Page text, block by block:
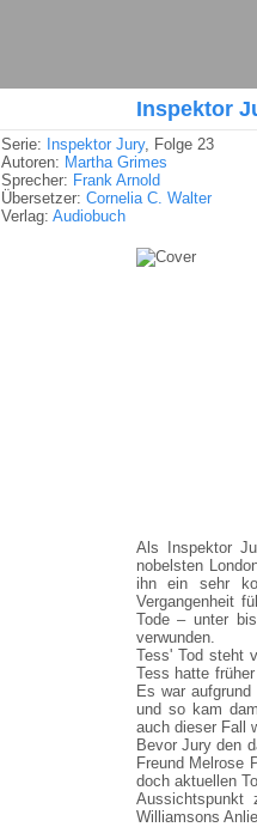
Inspektor
Serie: Inspektor Jury, Folge 23
Autoren: Martha Grimes
Sprecher: Frank Arnold
Übersetzer: Cornelia C. Walter
Verlag: Audiobuch
Als Inspektor
nobelsten
ihn ein sehr
Vergangenheit
Tode – unter
verwunden.
Tess' Tod steht
Tess hatte
Es war
und so kam
auch dieser Fall
Bevor Jury den
Freund Melrose
doch aktuellen
Aussichtspunkt
Williamsons